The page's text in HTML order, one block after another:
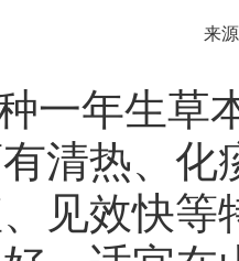
来
一年生草
清热、化
见效快等